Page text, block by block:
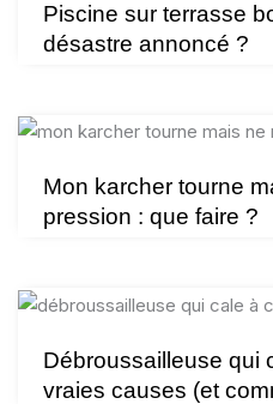
Piscine sur terrasse
désastre annoncé ?
Mon karcher tourne
pression : que faire ?
Débroussailleuse qui
vraies causes (et